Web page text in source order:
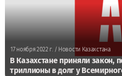
17 ноября 2022 г./ Новости Казахстана
В Казахстане приняли закон,
триллионы в долг у